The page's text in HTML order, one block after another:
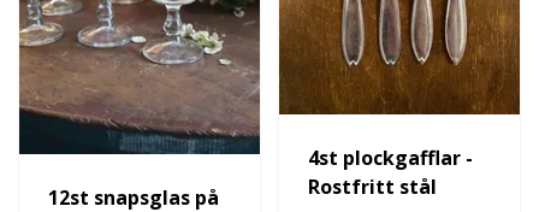
12st snapsglas på
4st plockgafflar -
Rostfritt stål